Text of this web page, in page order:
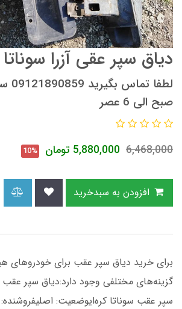
دیاق سپر عقی آزرا سوناتا i30
صبح الی 6 عصر
6,468,000
5,880,000 تومان 10%
گزینه‌های مختلفی وجود دارد:دیاق سپر عقب
سپر عقب سوناتا کره‌ایوضعیت: اصلیفروشنده: